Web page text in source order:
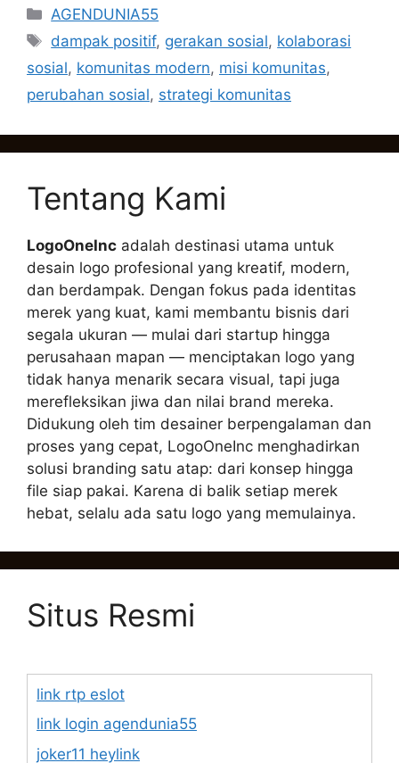
Categories
AGENDUNIA55
Tags
dampak positif, gerakan sosial, kolaborasi
sosial, komunitas modern, misi komunitas,
perubahan sosial, strategi komunitas
Tentang Kami
LogoOneInc adalah destinasi utama untuk
desain logo profesional yang kreatif, modern,
dan berdampak. Dengan fokus pada identitas
merek yang kuat, kami membantu bisnis dari
segala ukuran — mulai dari startup hingga
perusahaan mapan — menciptakan logo yang
tidak hanya menarik secara visual, tapi juga
merefleksikan jiwa dan nilai brand mereka.
Didukung oleh tim desainer berpengalaman dan
proses yang cepat, LogoOneInc menghadirkan
solusi branding satu atap: dari konsep hingga
file siap pakai. Karena di balik setiap merek
hebat, selalu ada satu logo yang memulainya.
Situs Resmi
link rtp eslot
link login agendunia55
joker11 heylink